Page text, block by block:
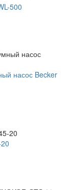
500
насос Becker